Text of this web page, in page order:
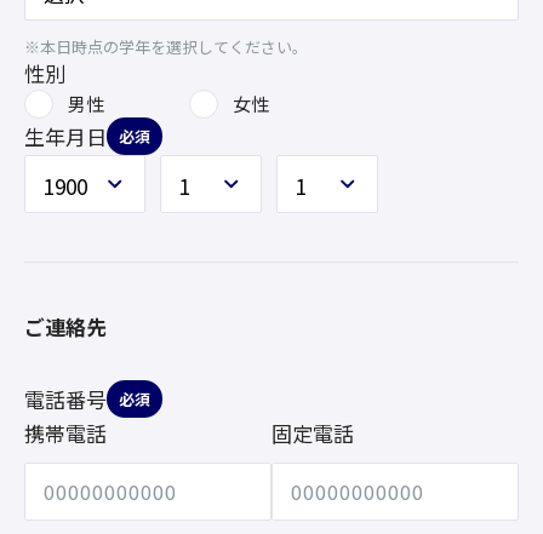
※本日時点の学年を選択してください。
性別
男性 女性
生年月日 必須
ご連絡先
電話番号 必須
携帯電話 固定電話